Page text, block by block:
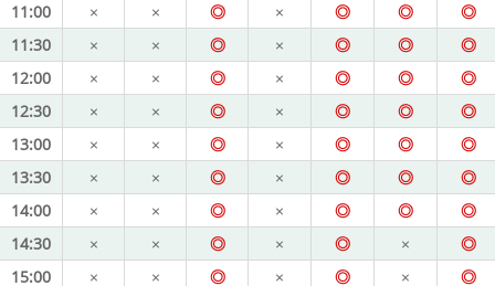
11:00
× × ◎ × ◎ ◎
◎
11:30
× × ◎ × ◎ ◎
◎
12:00
× × ◎ × ◎ ◎
◎
12:30
× × ◎ × ◎ ◎
◎
13:00
× × ◎ × ◎ ◎
◎
13:30
× × ◎ × ◎ ◎
◎
14:00
× × ◎ × ◎ ◎
◎
14:30
× × ◎ × ◎ ×
◎
15:00
× × ◎ × ◎ ×
◎